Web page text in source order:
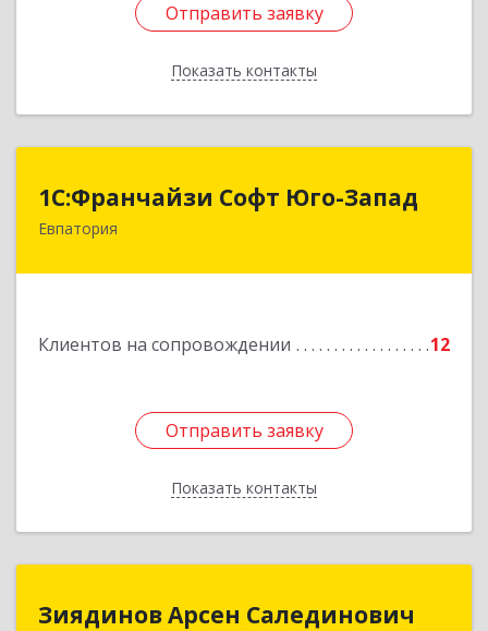
Отправить заявку
Показать контакты
Отправить заявку
Назад
1С:Франчайзи Софт Юго-Запад
Евпатория
Клиентов на сопровождении 12
Отправить заявку
Показать контакты
1С:Франчайзи Софт Юго-Запад
297407, Крым Респ, Евпатория г, Победы пр-кт,
Отправить заявку
Назад
Зиядинов Арсен Салединович